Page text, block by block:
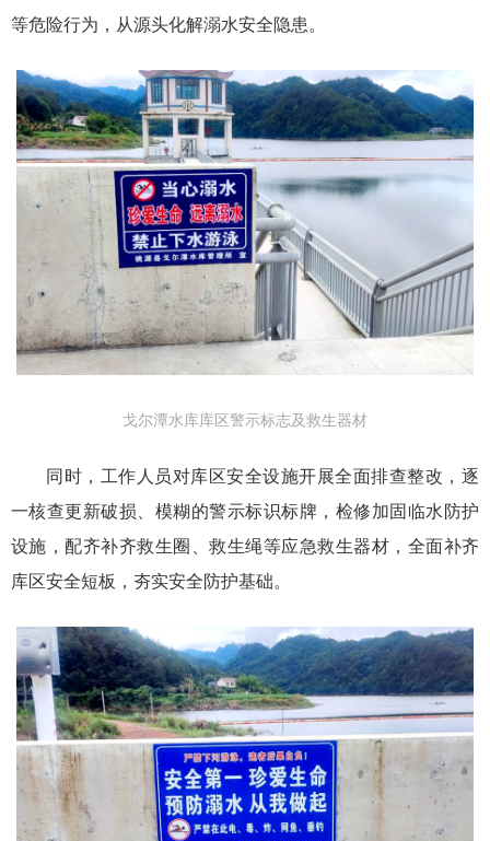
等危险行为，从源头化解溺水安全隐患。
戈尔潭水库库区警示标志及救生器材
同时，工作人员对库区安全设施开展全面排查整改，逐
一核查更新破损、模糊的警示标识标牌，检修加固临水防护
设施，配齐补齐救生圈、救生绳等应急救生器材，全面补齐
库区安全短板，夯实安全防护基础。